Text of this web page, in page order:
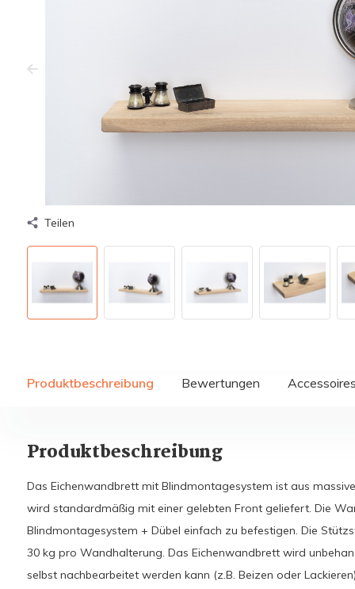
Teilen
Produktbeschreibung Bewertungen Accessoires
Produktbeschreibung
Das Eichenwandbrett mit Blindmontagesystem ist aus
wird standardmäßig mit einer gelebten Front geliefert. Die
Blindmontagesystem + Dübel einfach zu befestigen. Die
30 kg pro Wandhalterung. Das Eichenwandbrett wird
selbst nachbearbeitet werden kann (z.B. Beizen oder